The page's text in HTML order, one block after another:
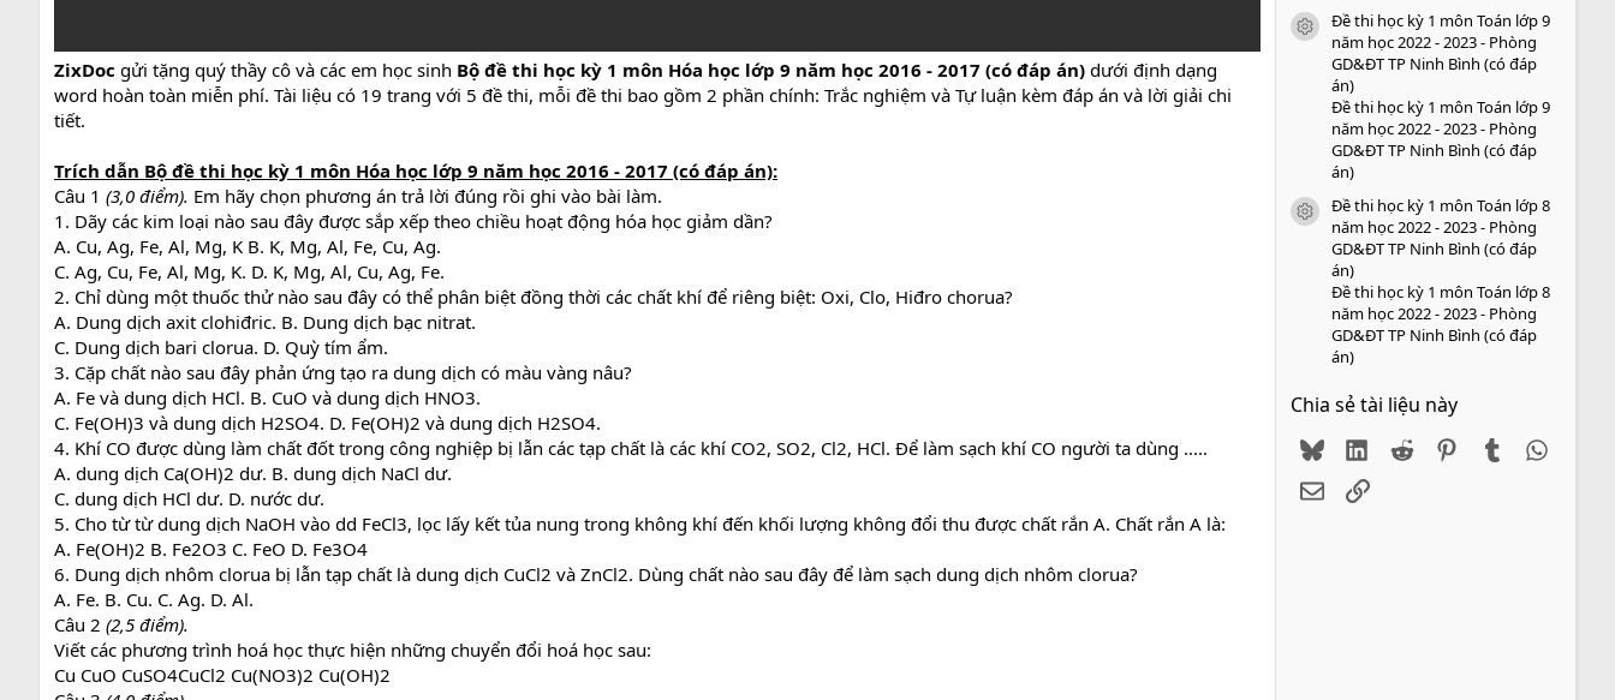
ZixDoc gửi tặng quý thầy cô và các em học sinh Bộ đề thi học kỳ 1 môn Hóa học lớp 9 năm học 2016 - 2017 (có đáp án) dưới định dạng
word hoàn toàn miễn phí. Tài liệu có 19 trang với 5 đề thi, mỗi đề thi bao gồm 2 phần chính: Trắc nghiệm và Tự luận kèm đáp án và lời giải chi
tiết.
Trích dẫn Bộ đề thi học kỳ 1 môn Hóa học lớp 9 năm học 2016 - 2017 (có đáp án):
Câu 1 (3,0 điểm). Em hãy chọn phương án trả lời đúng rồi ghi vào bài làm.
1. Dãy các kim loại nào sau đây được sắp xếp theo chiều hoạt động hóa học giảm dần?
A. Cu, Ag, Fe, Al, Mg, K B. K, Mg, Al, Fe, Cu, Ag.
C. Ag, Cu, Fe, Al, Mg, K. D. K, Mg, Al, Cu, Ag, Fe.
2. Chỉ dùng một thuốc thử nào sau đây có thể phân biệt đồng thời các chất khí để riêng biệt: Oxi, Clo, Hiđro chorua?
A. Dung dịch axit clohiđric. B. Dung dịch bạc nitrat.
C. Dung dịch bari clorua. D. Quỳ tím ẩm.
3. Cặp chất nào sau đây phản ứng tạo ra dung dịch có màu vàng nâu?
A. Fe và dung dịch HCl. B. CuO và dung dịch HNO3.
C. Fe(OH)3 và dung dịch H2SO4. D. Fe(OH)2 và dung dịch H2SO4.
4. Khí CO được dùng làm chất đốt trong công nghiệp bị lẫn các tạp chất là các khí CO2, SO2, Cl2, HCl. Để làm sạch khí CO người ta dùng .....
A. dung dịch Ca(OH)2 dư. B. dung dịch NaCl dư.
C. dung dịch HCl dư. D. nước dư.
5. Cho từ từ dung dịch NaOH vào dd FeCl3, lọc lấy kết tủa nung trong không khí đến khối lượng không đổi thu được chất rắn A. Chất rắn A là:
A. Fe(OH)2 B. Fe2O3 C. FeO D. Fe3O4
6. Dung dịch nhôm clorua bị lẫn tạp chất là dung dịch CuCl2 và ZnCl2. Dùng chất nào sau đây để làm sạch dung dịch nhôm clorua?
A. Fe. B. Cu. C. Ag. D. Al.
Câu 2 (2,5 điểm).
Viết các phương trình hoá học thực hiện những chuyển đổi hoá học sau:
Cu CuO CuSO4CuCl2 Cu(NO3)2 Cu(OH)2
icon tài liệu
Đề thi học kỳ 1 môn Toán lớp 9
năm học 2022 - 2023 - Phòng
GD&ĐT TP Ninh Bình (có đáp
án)
Đề thi học kỳ 1 môn Toán lớp 9
năm học 2022 - 2023 - Phòng
GD&ĐT TP Ninh Bình (có đáp
án)
icon tài liệu
Đề thi học kỳ 1 môn Toán lớp 8
năm học 2022 - 2023 - Phòng
GD&ĐT TP Ninh Bình (có đáp
án)
Đề thi học kỳ 1 môn Toán lớp 8
năm học 2022 - 2023 - Phòng
GD&ĐT TP Ninh Bình (có đáp
án)
Chia sẻ tài liệu này
BlueskyLinkedIn
Reddit PinterestTumblr
EmailLink